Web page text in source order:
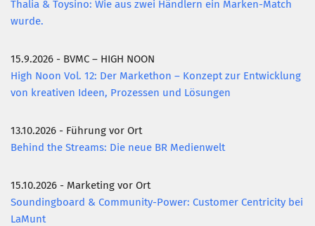
Thalia & Toysino: Wie aus zwei Händlern ein Marken-Match
wurde.
15.9.2026 - BVMC – HIGH NOON
High Noon Vol. 12: Der Markethon – Konzept zur Entwicklung
von kreativen Ideen, Prozessen und Lösungen
13.10.2026 - Führung vor Ort
Behind the Streams: Die neue BR Medienwelt
15.10.2026 - Marketing vor Ort
Soundingboard & Community-Power: Customer Centricity bei
LaMunt